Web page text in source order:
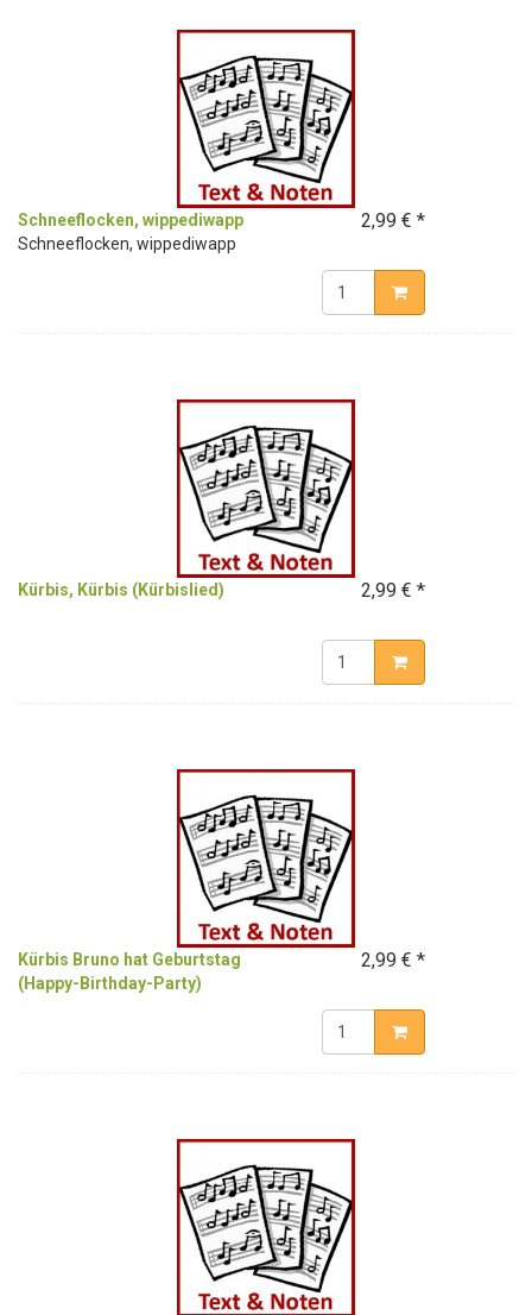
Schneeflocken, wippediwapp
Schneeflocken, wippediwapp
2,99 € *
Kürbis, Kürbis (Kürbislied) 2,99 € *
Kürbis Bruno hat Geburtstag
(Happy-Birthday-Party)
2,99 € *